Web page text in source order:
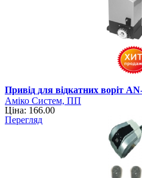
Привід для відкатних воріт
Аміко Систем, ПП
Ціна: 166.00
Перегляд